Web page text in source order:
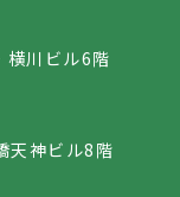
横川ビル6階
天神ビル8階